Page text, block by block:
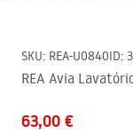
SKU: REA-U0840ID:
REA Avia
63,00 €